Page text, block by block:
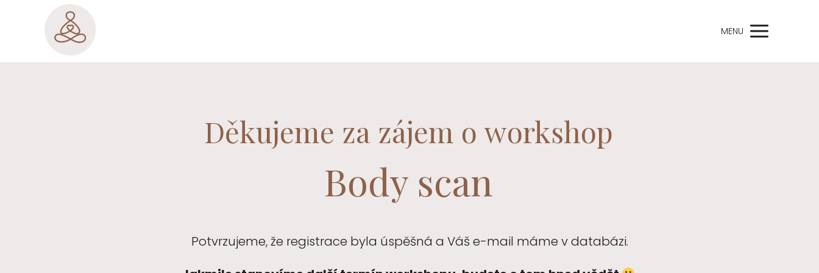
MENU
Děkujeme za zájem o workshop
Body scan
Potvrzujeme, že registrace byla úspěšná a Váš e-mail máme v databázi.